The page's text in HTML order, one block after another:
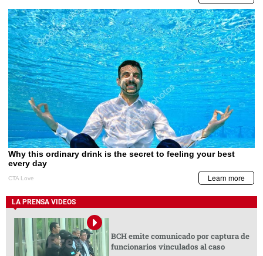
LA PRENSA VIDEOS
BCH emite comunicado por captura de
funcionarios vinculados al caso